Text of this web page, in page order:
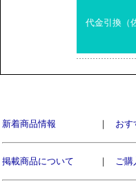
代金引換（
新着商品情報 ｜ おす
掲載商品について ｜ ご購